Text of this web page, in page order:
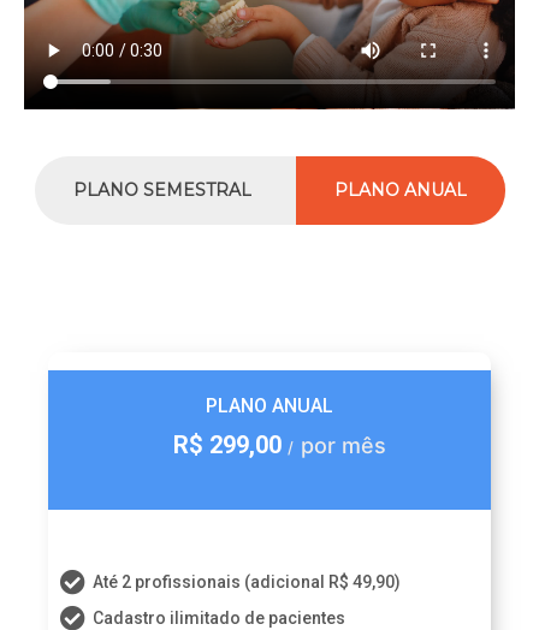
PLANO SEMESTRAL PLANO ANUAL
PLANO ANUAL
R$ 299,00 / por mês
Até 2 profissionais (adicional R$ 49,90)
Cadastro ilimitado de pacientes